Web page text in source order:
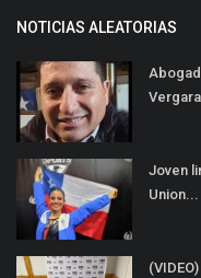
NOTICIAS ALEATORIAS
Joven
Union...